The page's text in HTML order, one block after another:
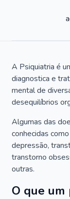
A Psiquiatria é
diagnostica e
mental de
desequilíbrios
Algumas das
conhecidas
depressão,
transtorno
outras.
O que